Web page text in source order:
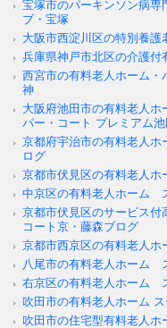
宝塚市のパーキンソン病
ブ・宝塚
大阪市西淀川区の特別養
兵庫県神戸市北区の介護
西宮市の有料老人ホーム
神
大阪府池田市の有料老人
パー・コート プレミアム池
京都府宇治市の有料老人
ログ
京都市伏見区の有料老人
中京区の有料老人ホーム
京都市伏見区のサービス
コート京・藤森ブログ
京都市西京区の有料老人ホ
八尾市の有料老人ホーム
右京区の有料老人ホーム
吹田市の有料老人ホーム
吹田市の住宅型有料老人